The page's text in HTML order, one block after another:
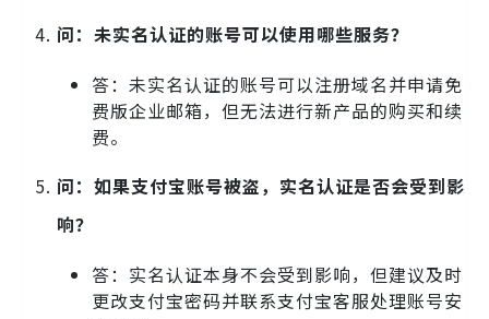
问：未实名认证的账号可以使用哪些服务？
答：未实名认证的账号可以注册域名并申请免
费版企业邮箱，但无法进行新产品的购买和续
费。
问：如果支付宝账号被盗，实名认证是否会受到影
响？
答：实名认证本身不会受到影响，但建议及时
更改支付宝密码并联系支付宝客服处理账号安